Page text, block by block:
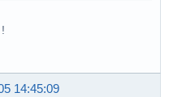
14:45:09